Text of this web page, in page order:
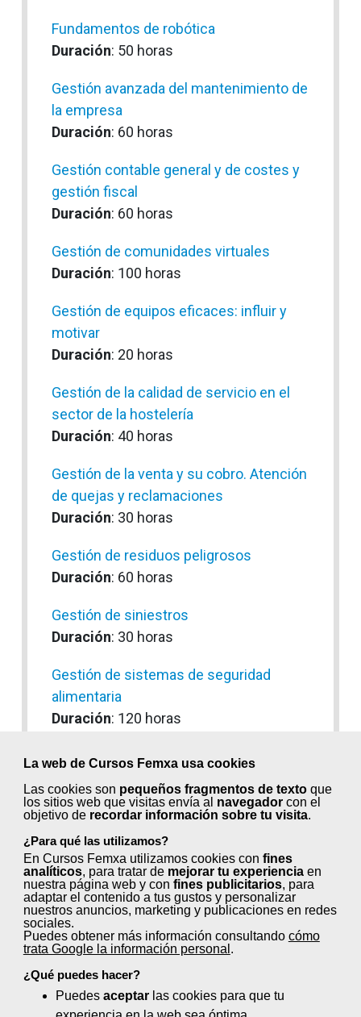
La web de Cursos Femxa usa cookies
Las cookies son pequeños fragmentos de textoque
los sitios web que visitas envía al navegadorcon el
objetivo de recordar información sobre tu visita.
¿Para qué las utilizamos?
En Cursos Femxa utilizamos cookies con fines
analíticos, para tratar de mejorar tu experienciaen
nuestra página web y con fines publicitarios, para
adaptar el contenido a tus gustos y personalizar
nuestros anuncios, marketing y publicaciones en redes
sociales.
Puedes obtener más información consultando cómo
trata Google la información personal .
¿Qué puedes hacer?
Puedes aceptarlas cookies para que tu
Fundamentos de robótica
Duración: 50 horas
Gestión avanzada del mantenimiento de
la empresa
Duración: 60 horas
Gestión contable general y de costes y
gestión fiscal
Duración: 60 horas
Gestión de comunidades virtuales
Duración: 100 horas
Gestión de equipos eficaces: influir y
motivar
Duración: 20 horas
Gestión de la calidad de servicio en el
sector de la hostelería
Duración: 40 horas
Gestión de la venta y su cobro. Atención
de quejas y reclamaciones
Duración: 30 horas
Gestión de residuos peligrosos
Duración: 60 horas
Gestión de siniestros
Duración: 30 horas
Gestión de sistemas de seguridad
alimentaria
Duración: 120 horas
Gestión del estrés en la atención
Duración: 25 horas
Gestión del marketing y comunidades
virtuales
Duración: 45 horas
Gestión documental y archivos
Duración: 50 horas
Gestión fiscal de la empresa
Duración: 40 horas